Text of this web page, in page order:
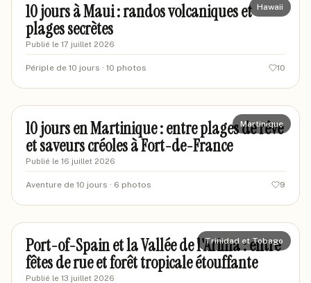
Hawaii
10 jours à Maui : randos volcaniques et
plages secrètes
Publié le 17 juillet 2026
Périple de 10 jours · 10 photos 10
sarahvoyageuse42
Martinique
10 jours en Martinique : entre plages de rêve
et saveurs créoles à Fort-de-France
Publié le 16 juillet 2026
Aventure de 10 jours · 6 photos 9
marianne-carnet87
Trinidad et Tobago
Port-of-Spain et la Vallée de l'Arima : entre
fêtes de rue et forêt tropicale étouffante
Publié le 13 juillet 2026